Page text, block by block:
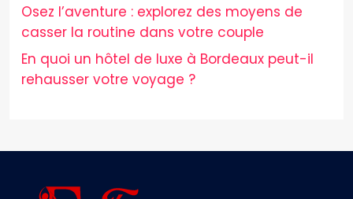
Osez l’aventure : explorez des moyens de
casser la routine dans votre couple
En quoi un hôtel de luxe à Bordeaux peut-il
rehausser votre voyage ?